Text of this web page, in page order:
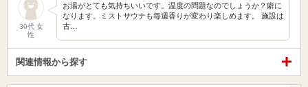
30代 女
性
お湯がとても気持ちいいです。温度の問題なのでしょうか？癖に
なります。ミストサウナも毎週香りが変わり楽しめます。 施設は
古…
関連情報から探す